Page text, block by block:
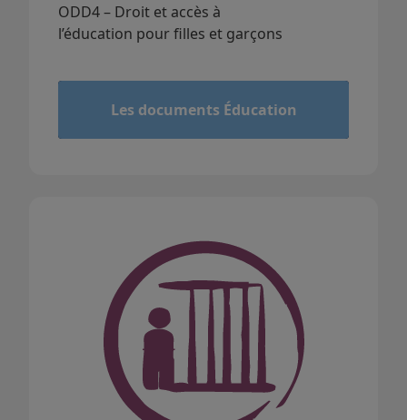
ODD4 – Droit et accès à
l’éducation pour filles et garçons
Les documents Éducation